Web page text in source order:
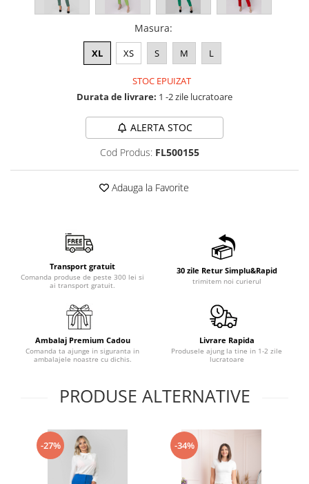
Masura:
XL XS S M L
STOC EPUIZAT
Durata de livrare: 1 -2 zile lucratoare
ALERTA STOC
Cod Produs: FL500155
Adauga la Favorite
Transport gratuit
Comanda produse de peste 300 lei si
ai transport gratuit.
30 zile Retur Simplu&Rapid
trimitem noi curierul
Ambalaj Premium Cadou
Comanda ta ajunge in siguranta in
ambalajele noastre cu dichis.
Livrare Rapida
Produsele ajung la tine in 1-2 zile
lucratoare
PRODUSE ALTERNATIVE
-27% -34%